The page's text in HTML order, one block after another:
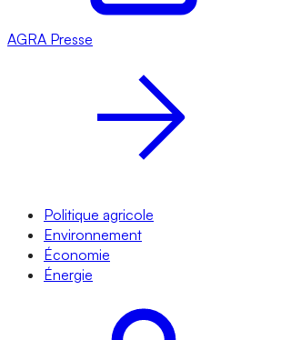
AGRA Presse
Politique agricole
Environnement
Économie
Énergie